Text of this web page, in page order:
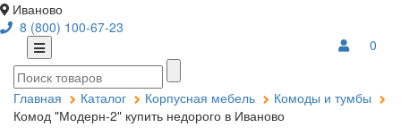
Иваново
8 (800) 100-67-23
0
Главная Каталог Корпусная мебель
Комоды и тумбы
Комод "Модерн-2" купить недорого в Иваново